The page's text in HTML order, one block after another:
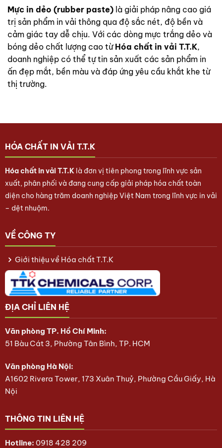
Mực in dẻo (rubber paste) là giải pháp nâng cao giá
trị sản phẩm in vải thông qua độ sắc nét, độ bền và
cảm giác tay dễ chịu. Với các dòng mực trắng dẻo và
bóng dẻo chất lượng cao từ Hóa chất in vải T.T.K,
doanh nghiệp có thể tự tin sản xuất các sản phẩm in
ấn đẹp mắt, bền màu và đáp ứng yêu cầu khắt khe từ
thị trường.
HÓA CHẤT IN VẢI T.T.K
Hóa chất in vải T.T.Klà đơn vị tiên phong trong lĩnh vực sản
xuất, phân phối và đang cung cấp giải pháp hóa chất toàn
diện cho hàng trăm doanh nghiệp Việt Nam trong lĩnh vực in vải
– dệt nhuộm.
VỀ CÔNG TY
Giới thiệu về Hóa chất T.T.K
ĐỊA CHỈ LIÊN HỆ
Văn phòng TP. Hồ Chí Minh:
51 Bàu Cát 3, Phường Tân Bình, TP. HCM
Văn phòng Hà Nội:
A1602 Rivera Tower, 173 Xuân Thuỷ, Phường Cầu Giấy, Hà
Nội
THÔNG TIN LIÊN HỆ
Hotline: 0918 428 209